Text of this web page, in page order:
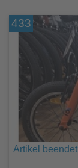
433
Artikel beendet